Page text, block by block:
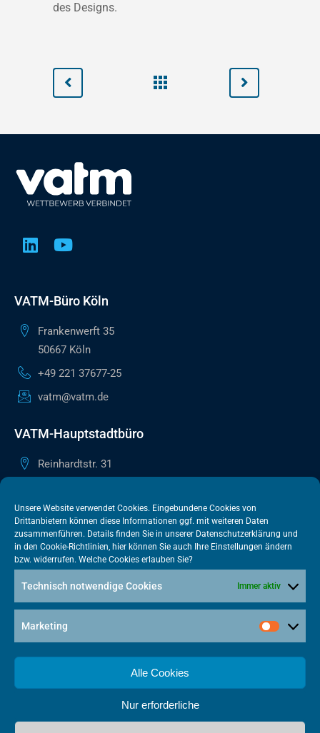
Unsere Website verwendet Cookies. Eingebundene Cookies von
Drittanbietern können diese Informationen ggf. mit weiteren Daten
zusammenführen. Details finden Sie in unserer Datenschutzerklärung und
in den Cookie-Richtlinien, hier können Sie auch Ihre Einstellungen ändern
bzw. widerrufen. Welche Cookies erlauben Sie?
Technisch notwendige Cookies Immer aktiv
Marketing
Alle Cookies
Nur erforderliche
des Designs.
VATM-Büro Köln
Frankenwerft 35
50667 Köln
+49 221 37677-25
vatm@vatm.de
VATM-Hauptstadtbüro
Reinhardtstr. 31
+49 30 505615-38
berlin@vatm.de
VATM-Büro Brüssel